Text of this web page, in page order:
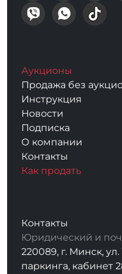
Аукционы
Продажа без
Инструкция
Новости
Подписка
О компании
Контакты
Как продать
Контакты
Юридический и
220089, г. Минск,
паркинга, кабинет